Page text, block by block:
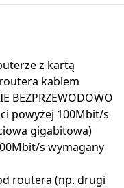
z kartą
kablem
BEZPRZEWODOWO
powyżej 100Mbit/s
gigabitowa)
s wymagany
routera (np. drugi